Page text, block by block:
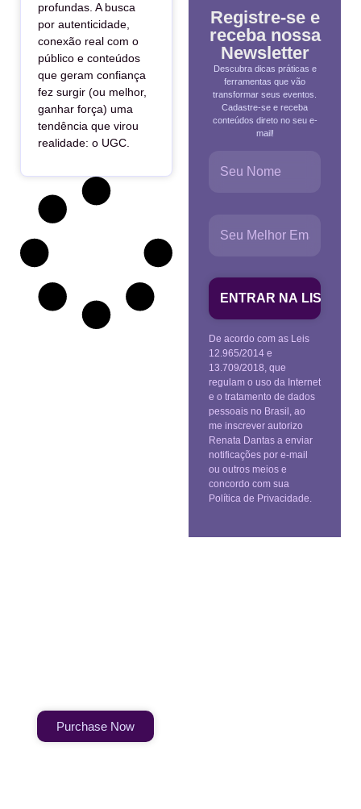
profundas. A busca
por autenticidade,
conexão real com o
público e conteúdos
que geram confiança
fez surgir (ou melhor,
ganhar força) uma
tendência que virou
realidade: o UGC.
Registre-se e
receba nossa
Newsletter
Descubra dicas práticas e
ferramentas que vão
transformar seus eventos.
Cadastre-se e receba
conteúdos direto no seu e-
mail!
De acordo com as Leis
12.965/2014 e
13.709/2018, que
regulam o uso da Internet
e o tratamento de dados
pessoais no Brasil, ao
me inscrever autorizo
Renata Dantas a enviar
notificações por e-mail
ou outros meios e
concordo com sua
Política de Privacidade.
Purchase Now